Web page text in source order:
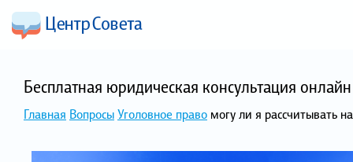
Бесплатная юридическая консультация
Главная ВопросыУголовное право могу ли я рассчитывать